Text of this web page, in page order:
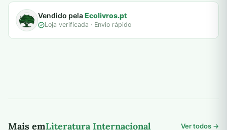
Vendido pelaEcolivros.pt
Loja verificada · Envio rápido
Mais emLiteratura Internacional Ver todos →